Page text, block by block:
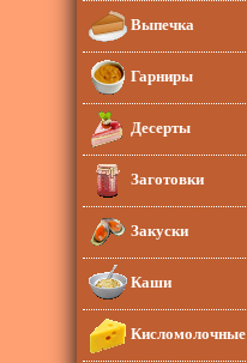
Выпечка
Гарниры
Десерты
Заготовки
Закуски
Каши
Кисломолочные